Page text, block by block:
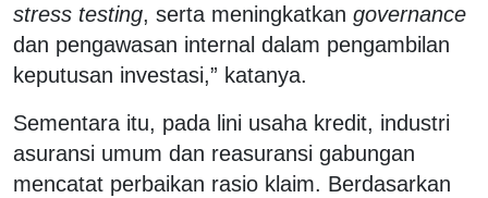
stress testing, serta meningkatkan governance
dan pengawasan internal dalam pengambilan
keputusan investasi,” katanya.
Sementara itu, pada lini usaha kredit, industri
asuransi umum dan reasuransi gabungan
mencatat perbaikan rasio klaim. Berdasarkan